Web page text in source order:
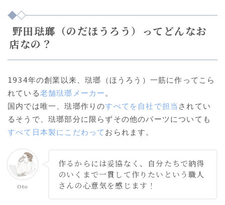
野田琺瑯（のだほうろう）ってどんなお
店なの？
1934年の創業以来、琺瑯（ほうろう）一筋に作ってこら
れている老舗琺瑯メーカー。
国内では唯一、琺瑯作りのすべてを自社で担当 されてい
るそうで、琺瑯部分に限らずその他のパーツについても
すべて日本製にこだわって おられます。
Oto
作るからには妥協なく 、 自分たちで納得
のいくまで一貫して作りたいという職人
さんの心意気を感じます ！